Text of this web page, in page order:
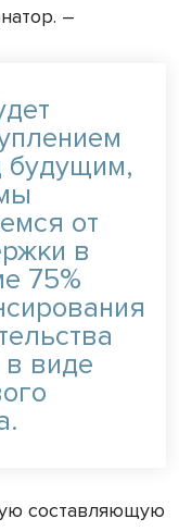
–
будущим,
от
в
75%
в виде
составляющую